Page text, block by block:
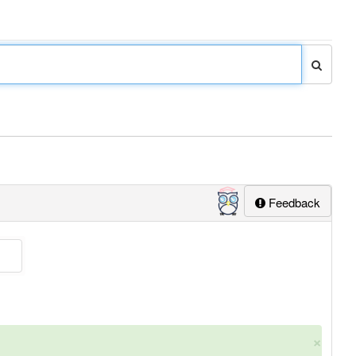
Feedback
×